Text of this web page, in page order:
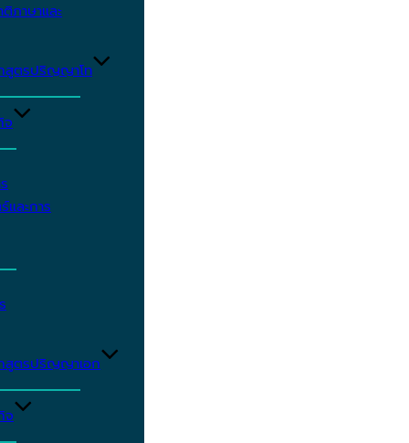
ภาษาและ
สูตรปริญญาโท
จ
ละการ
สูตรปริญญาเอก
จ